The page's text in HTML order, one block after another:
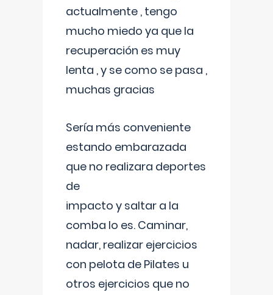
actualmente , tengo
mucho miedo ya que la
recuperación es muy
lenta , y se como se pasa ,
muchas gracias
Sería más conveniente
estando embarazada
que no realizara deportes
de
impacto y saltar a la
comba lo es. Caminar,
nadar, realizar ejercicios
con pelota de Pilates u
otros ejercicios que no